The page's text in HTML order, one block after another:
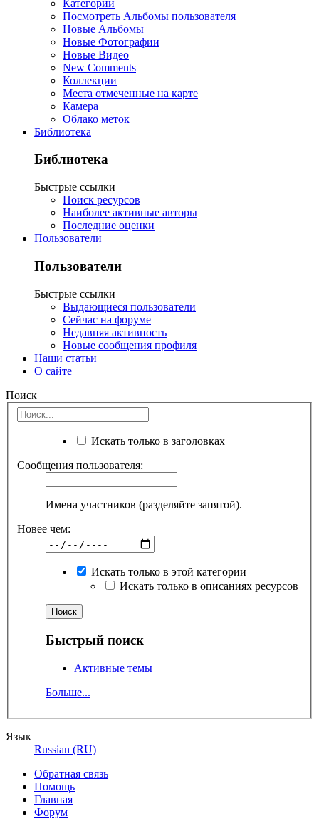
Категории
Посмотреть Альбомы пользователя
Новые Альбомы
Новые Фотографии
Новые Видео
New Comments
Коллекции
Места отмеченные на карте
Камера
Облако меток
Библиотека
Библиотека
Быстрые ссылки
Поиск ресурсов
Наиболее активные авторы
Последние оценки
Пользователи
Пользователи
Быстрые ссылки
Выдающиеся пользователи
Сейчас на форуме
Недавняя активность
Новые сообщения профиля
Наши статьи
О сайте
Поиск
Искать только в заголовках
Сообщения пользователя:
Имена участников (разделяйте запятой).
Новее чем:
Искать только в этой категории
Искать только в описаниях ресурсов
Быстрый поиск
Активные темы
Больше...
Язык
Russian (RU)
Обратная связь
Помощь
Главная
Форум